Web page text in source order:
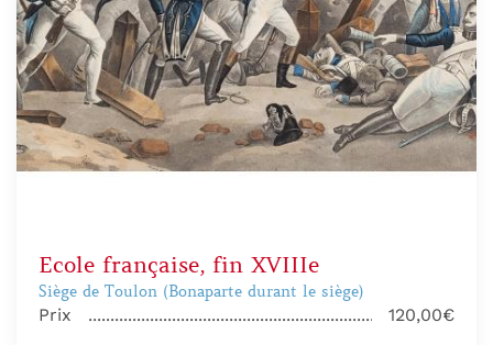
Ecole française, fin XVIIIe
Siège de Toulon (Bonaparte durant le siège)
Prix 120,00€